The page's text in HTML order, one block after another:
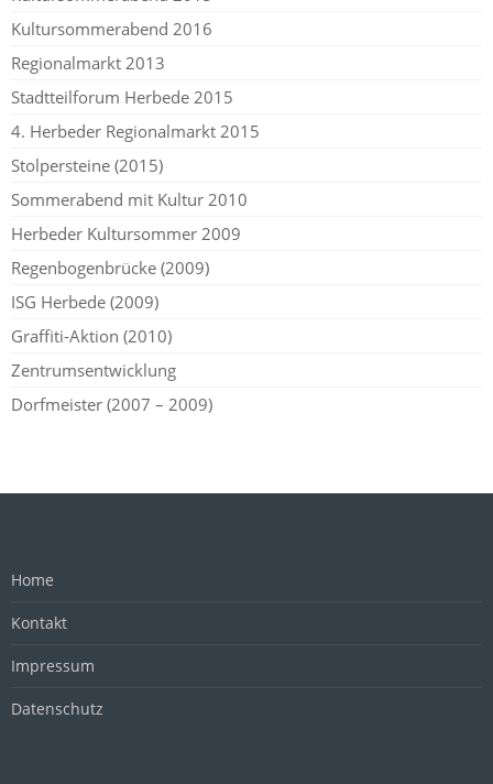
Kultursommerabend 2016
Regionalmarkt 2013
Stadtteilforum Herbede 2015
4. Herbeder Regionalmarkt 2015
Stolpersteine (2015)
Sommerabend mit Kultur 2010
Herbeder Kultursommer 2009
Regenbogenbrücke (2009)
ISG Herbede (2009)
Graffiti-Aktion (2010)
Zentrumsentwicklung
Dorfmeister (2007 – 2009)
Home
Kontakt
Impressum
Datenschutz